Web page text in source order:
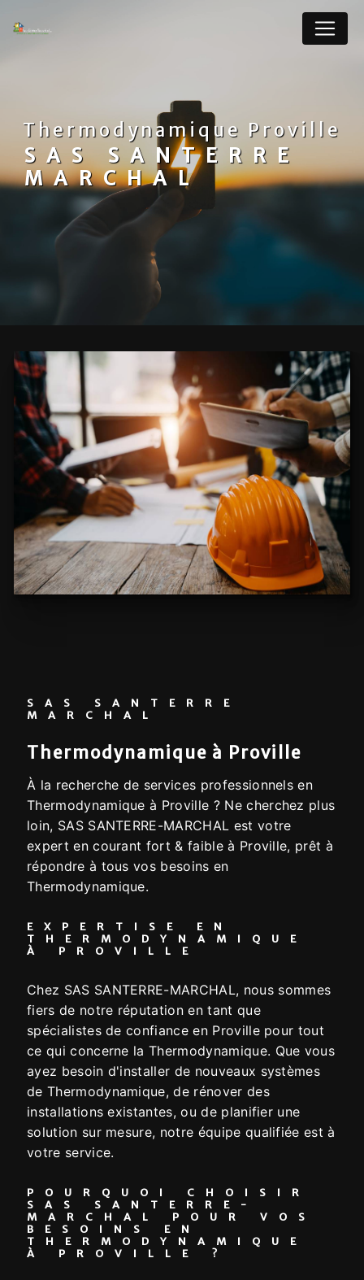
Thermodynamique Proville
SAS SANTERRE
MARCHAL
SAS SANTERRE
MARCHAL
Thermodynamique à Proville
À la recherche de services professionnels en
Thermodynamique à Proville ? Ne cherchez plus
loin, SAS SANTERRE-MARCHAL est votre
expert en courant fort & faible à Proville, prêt à
répondre à tous vos besoins en
Thermodynamique.
EXPERTISE EN
THERMODYNAMIQUE
À PROVILLE
Chez SAS SANTERRE-MARCHAL, nous sommes
fiers de notre réputation en tant que
spécialistes de confiance en Proville pour tout
ce qui concerne la Thermodynamique. Que vous
ayez besoin d'installer de nouveaux systèmes
de Thermodynamique, de rénover des
installations existantes, ou de planifier une
solution sur mesure, notre équipe qualifiée est à
votre service.
POURQUOI CHOISIR
SAS SANTERRE-
MARCHAL POUR VOS
BESOINS EN
THERMODYNAMIQUE
À PROVILLE ?